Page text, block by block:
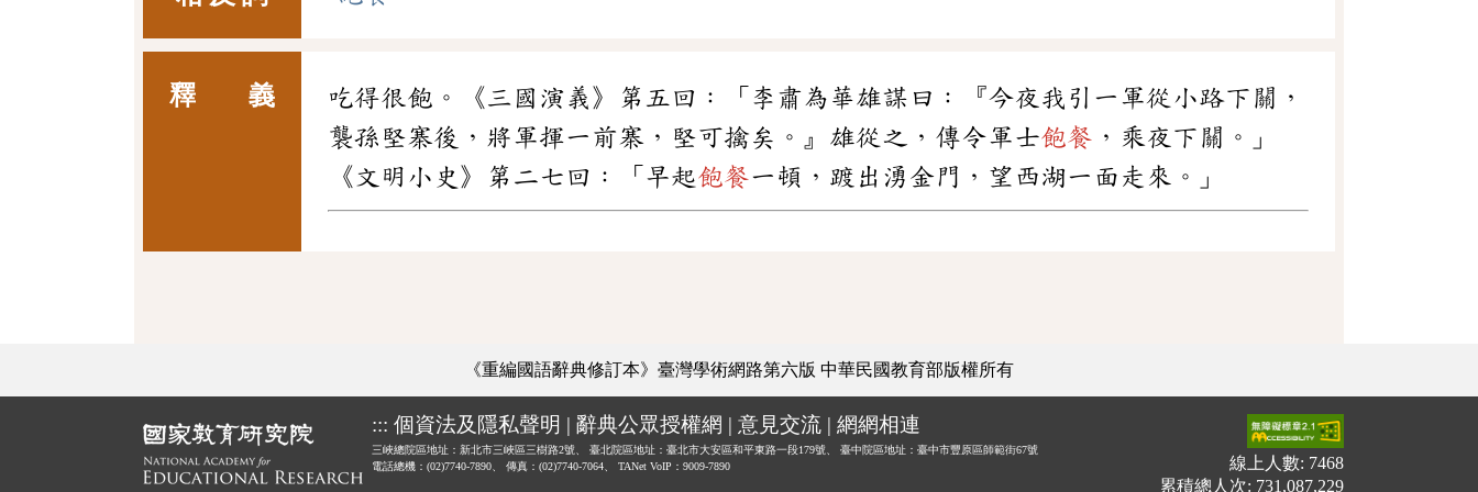
釋 義
吃得很飽。《三國演義》第五回：「李肅為華雄謀曰：『今夜我引一軍從小路下關，
襲孫堅寨後，將軍揮一前寨，堅可擒矣。』雄從之，傳令軍士飽餐 ，乘夜下關。」
《文明小史》第二七回：「早起飽餐一頓，踱出湧金門，望西湖一面走來。」
《重編國語辭典修訂本》臺灣學術網路第六版 中華民國教育部版權所有
::: 個資法及隱私聲明 | 辭典公眾授權網 | 意見交流 | 網網相連
三峽總院區地址：新北市三峽區三樹路2號、 臺北院區地址：臺北市大安區和平東路一段179號、
臺中院區地址：臺中市豐原區師範街67號
電話總機：(02)7740-7890、
傳真：(02)7740-7064、 TANet VoIP：9009-7890
線上人數: 7468
累積總人次: 731,087,229